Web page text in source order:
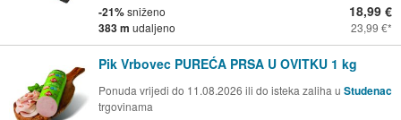
-21%sniženo
383 m udaljeno
18,99 €
23,99 €
Pik Vrbovec PUREĆA PRSA U OVITKU 1 kg
Ponuda vrijedi do 11.08.2026 ili do isteka zaliha u Studenac
trgovinama